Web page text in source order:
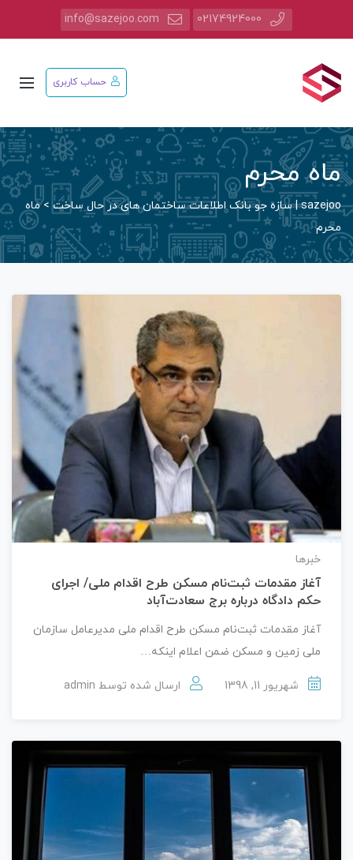
02174924000
info@sazejoo.com
حساب کاربری
ماه محرم
sazejoo | سازه جو بانک اطلاعات ساختمان های در حال ساخت >ماه
محرم
خبرها
آغاز مقدمات ثبت‌نام مسکن طرح اقدام ملی/ اجرای
حکم دادگاه درباره برج سعادت‌آباد
آغاز مقدمات ثبت‌نام مسکن طرح اقدام ملی مدیرعامل سازمان
ملی زمین و مسکن ضمن اعلام اینکه…
شهریور 11, 1398 ارسال شده توسط admin